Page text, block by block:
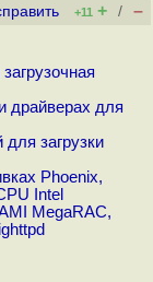
+11 + / –
драйверах для
загрузки
Phoenix,
Intel
MegaRAC,